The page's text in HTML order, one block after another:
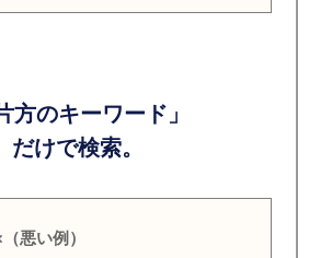
のキーワード」
けで検索。
悪い例）